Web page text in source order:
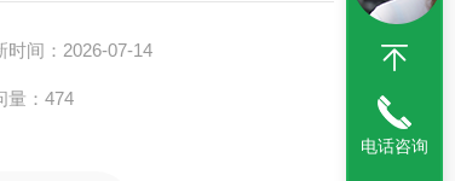
时间：2026-07-14
量：474
电话咨询